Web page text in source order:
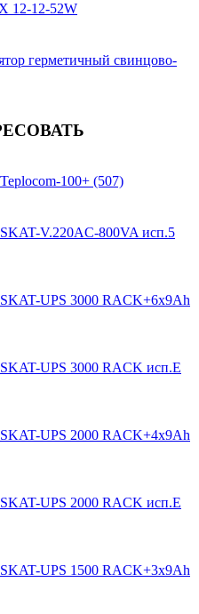
12-12-52W
герметичный свинцово-
100+ (507)
V.220AC-800VA исп.5
UPS 3000 RACK+6x9Ah
UPS 3000 RACK исп.E
UPS 2000 RACK+4x9Ah
UPS 2000 RACK исп.E
UPS 1500 RACK+3x9Ah